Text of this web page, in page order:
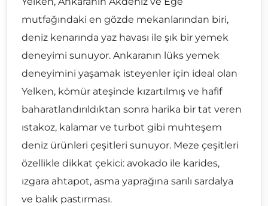
mutfağındaki en gözde mekanlarından biri,
deniz kenarında yaz havası ile şık bir yemek
deneyimi sunuyor. Ankaranın lüks yemek
deneyimini yaşamak isteyenler için ideal olan
Yelken, kömür ateşinde kızartılmış ve hafif
baharatlandırıldıktan sonra harika bir tat veren
ıstakoz, kalamar ve turbot gibi muhteşem
deniz ürünleri çeşitleri sunuyor. Meze çeşitleri
özellikle dikkat çekici: avokado ile karides,
ızgara ahtapot, asma yaprağına sarılı sardalya
ve balık pastırması.